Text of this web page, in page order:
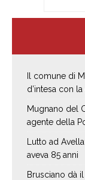
Il comune di
d’intesa con
Mugnano del
agente della
Lutto ad
aveva 85 anni
Brusciano dà